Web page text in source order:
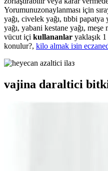
Yorumunuzonaylanması için
yağı, civelek yağı, tıbbi
yağı, yabani kestane yağı, meşe
vücut içi kullananlar yaklaşık 1
konulur?, kilo almak iзin
vajina daraltici